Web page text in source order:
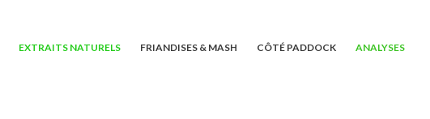
EXTRAITS NATURELS FRIANDISES & MASH CÔTÉ PADDOCK ANALYSES